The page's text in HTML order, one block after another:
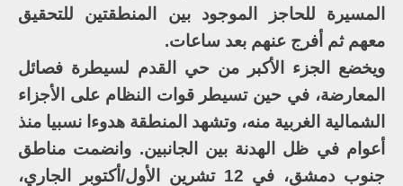
المسيرة للحاجز الموجود بين المنطقتين للتحقيق
معهم ثم أفرج عنهم بعد ساعات.
ويخضع الجزء الأكبر من حي القدم لسيطرة فصائل
المعارضة، في حين تسيطر قوات النظام على الأجزاء
الشمالية الغربية منه، وتشهد المنطقة هدوءا نسبيا منذ
أعوام في ظل الهدنة بين الجانبين. وانضمت مناطق
جنوب دمشق، في 12 تشرين الأول/أكتوبر الجاري،